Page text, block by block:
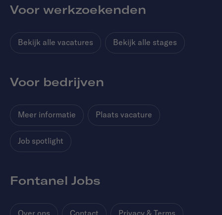
Voor werkzoekenden
Bekijk alle vacatures Bekijk alle stages
Voor bedrijven
Meer informatie Plaats vacature
Job spotlight
Fontanel Jobs
Over ons Contact Privacy & Terms